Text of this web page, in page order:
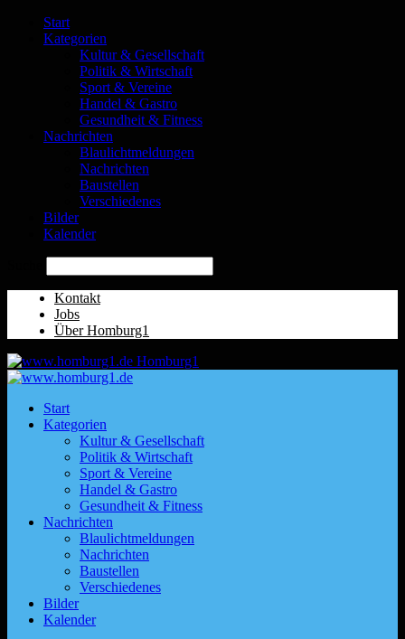
Start
Kategorien
Kultur & Gesellschaft
Politik & Wirtschaft
Sport & Vereine
Handel & Gastro
Gesundheit & Fitness
Nachrichten
Blaulichtmeldungen
Nachrichten
Baustellen
Verschiedenes
Bilder
Kalender
Kontakt
Jobs
Über Homburg1
Homburg1
Start
Kategorien
Kultur & Gesellschaft
Politik & Wirtschaft
Sport & Vereine
Handel & Gastro
Gesundheit & Fitness
Nachrichten
Blaulichtmeldungen
Nachrichten
Baustellen
Verschiedenes
Bilder
Kalender